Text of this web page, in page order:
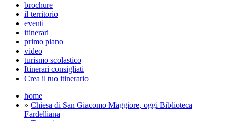
brochure
il territorio
eventi
itinerari
primo piano
video
turismo scolastico
Itinerari consigliati
Crea il tuo itinerario
home
» Chiesa di San Giacomo Maggiore, oggi Biblioteca
Fardelliana